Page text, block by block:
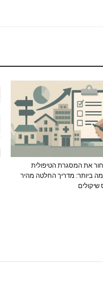
את המסגרת הטיפולית
ביותר: מדריך החלטה מהיר
שיקולים